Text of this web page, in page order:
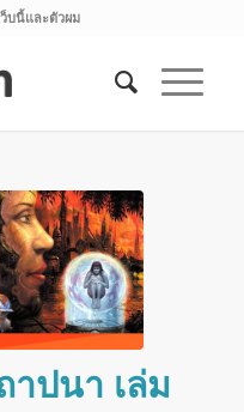
ว็บนี้และตัวผม
ปนา เล่ม